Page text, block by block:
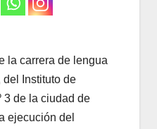
la carrera de lengua
del Instituto de
3 de la ciudad de
ejecución del